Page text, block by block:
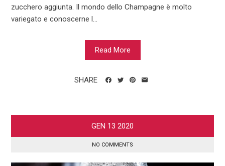
zucchero aggiunta. Il mondo dello Champagne è molto
variegato e conoscerne l...
Read More
SHARE
GEN 13 2020
NO COMMENTS